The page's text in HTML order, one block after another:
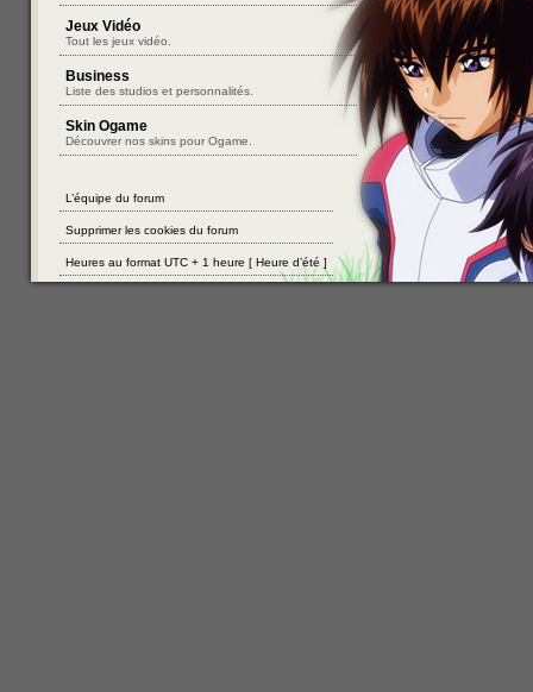
Jeux Vidéo
Tout les jeux vidéo.
Business
Liste des studios et personnalités.
Skin Ogame
Découvrer nos skins pour Ogame.
L’équipe du forum
Supprimer les cookies du forum
Heures au format UTC + 1 heure [ Heure d’été ]